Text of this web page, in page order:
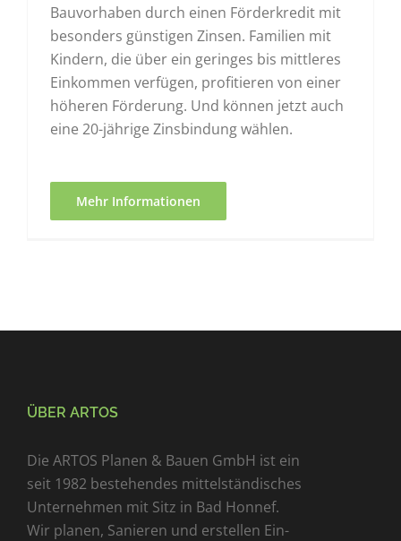
Bauvorhaben durch einen Förder­kredit mit
besonders günstigen Zinsen. Familien mit
Kindern, die über ein geringes bis mittleres
Ein­kommen ver­fügen, profi­tieren von einer
höheren Förderung. Und können jetzt auch
eine 20-jährige Zins­bindung wählen.
Mehr Informationen
ÜBER ARTOS
Die ARTOS Planen & Bauen GmbH ist ein
seit 1982 bestehendes mittelständisches
Unternehmen mit Sitz in Bad Honnef.
Wir planen, Sanieren und erstellen Ein-